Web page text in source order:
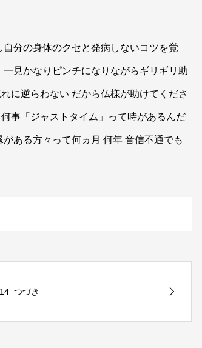
分の身体のクセと発病しないコツを覚
見かなりピンチになりながらギリギリ助
に逆らわない だから仏様が助けてくださ
事「ジャストタイム」って時があるんだ
ある方々って何ヵ月 何年 音信不通でも
つづき